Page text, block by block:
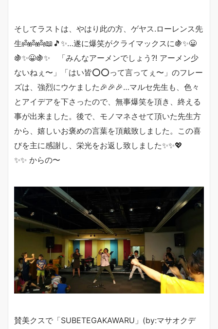
そしてラストは、やはり此の方、ゲヤス.ローレンス先
生👼👼👼📖🎵✨…遂に爆笑がクライマックスに🍇✨😀
🍇✨😀🍇✨ 「みんなアーメンでしょう?! アーメン少
ないねぇ〜」「はい皆⭕️⭕️って言ってぇ〜」のフレー
ズは、強烈にウケました🎉🎉🎉…マルセ先生も、色々
とアイデアを下さったので、無事爆笑を頂き、終える
事が出来ました。後で、モノマネさせて頂いた先生方
から、嬉しいお褒めの言葉を頂戴致しました。この喜
びを主に感謝し、栄光をお返し致しました✨✨💖
✨✨ からの〜
賛美クスで「SUBETEGAKAWARU」(by:マサオクデ